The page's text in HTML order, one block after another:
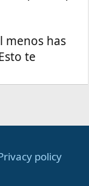
menos has
te
policy